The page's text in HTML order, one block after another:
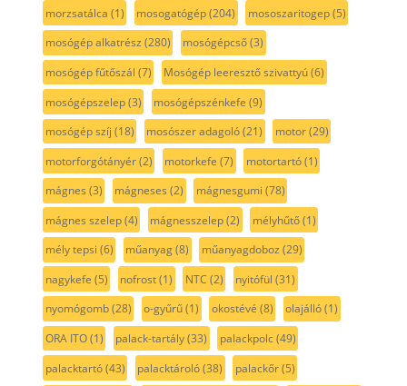
morzsatálca (1) mosogatógép(204) mososzaritogep(5)
mosógép alkatrész (280) mosógépcső(3)
mosógép fűtőszál (7) Mosógép leeresztő szivattyú(6)
mosógépszelep(3) mosógépszénkefe (9)
mosógép szíj (18) mosószer adagoló(21) motor(29)
motorforgótányér(2) motorkefe (7) motortartó(1)
mágnes (3) mágneses (2) mágnesgumi (78)
mágnes szelep(4) mágnesszelep(2) mélyhűtő(1)
mély tepsi (6) műanyag(8) műanyagdoboz (29)
nagykefe (5) nofrost(1) NTC (2) nyitófül (31)
nyomógomb(28) o-gyűrű(1) okostévé (8) olajálló(1)
ORA ITO(1) palack-tartály(33) palackpolc(49)
palacktartó(43) palacktároló(38) palackőr(5)